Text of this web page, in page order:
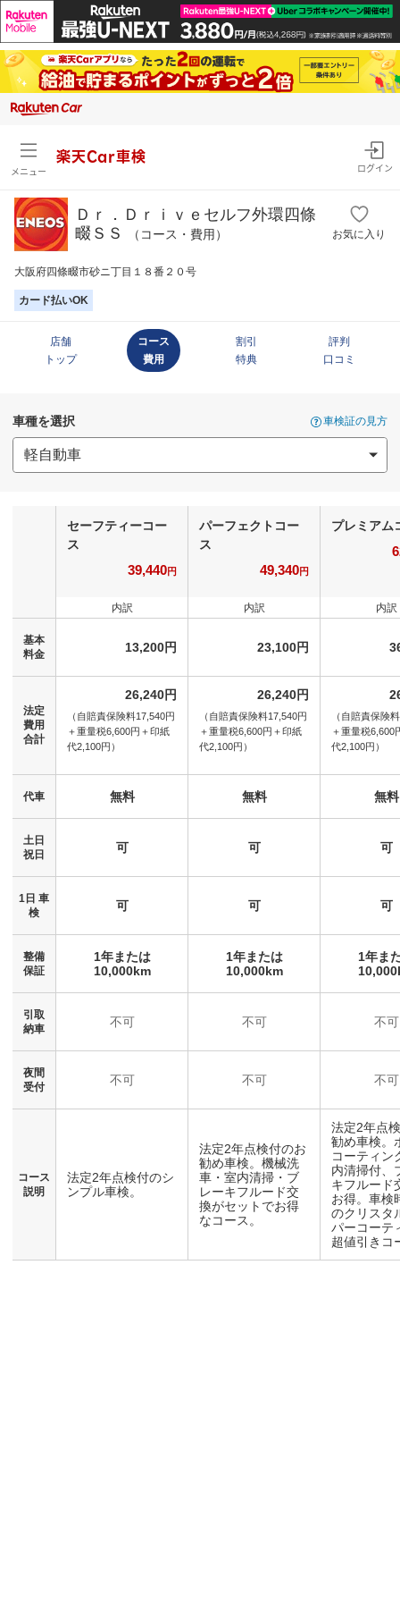
メニュー
楽天Car車検
ログイン
Ｄｒ．Ｄｒｉｖｅセルフ外環四條
畷ＳＳ
（コース・費用） お気に入り
大阪府四條畷市砂ニ丁目１８番２０号
カード払いOK
店舗
トップ
コース
費用
割引
特典
評判
口コミ
車種を選択 車検証の見方
セーフティーコー
ス
39,440円
パーフェクトコー
ス
49,340円
プレミアム
内訳 内訳 内訳
基本
料金
13,200円 23,100円
法定
費用
合計
26,240円
（自賠責保険料17,540円
＋重量税6,600円＋印紙
代2,100円）
26,240円
（自賠責保険料17,540円
＋重量税6,600円＋印紙
代2,100円）
（自賠責保険
＋重量税6,600
代2,100円）
代車 無料 無料 無料
土日
祝日
可 可 可
1日 車
検
可 可 可
整備
保証
1年または
10,000km
1年または
10,000km
1年ま
引取
納車
不可 不可 不可
夜間
受付
不可 不可 不可
コース
説明
法定2年点検付のシ
ンプル車検。
法定2年点検付のお
勧め車検。機械洗
車・室内清掃・ブ
レーキフルード交
換がセットでお得
なコース。
法定2年点
勧め車検。
コーティン
内清掃付、
キフルード
お得。車検
のクリスタ
パーコーテ
超値引きコ